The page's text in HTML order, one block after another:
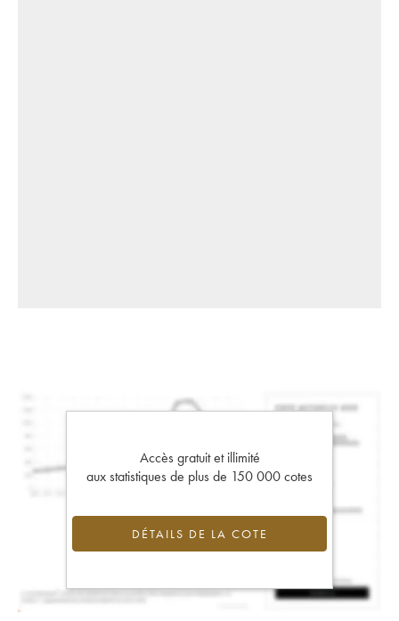
Accès gratuit et illimité
aux statistiques de plus de 150 000 cotes
DÉTAILS DE LA COTE